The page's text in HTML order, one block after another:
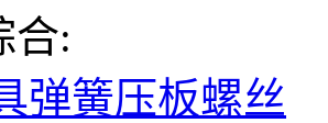
合:
弹簧压板螺丝